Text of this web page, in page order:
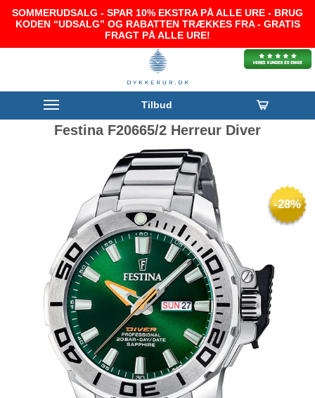
SOMMERUDSALG - SPAR 10% EKSTRA PÅ ALLE URE - BRUG
KODEN “UDSALG” OG RABATTEN TRÆKKES FRA - GRATIS
FRAGT PÅ ALLE URE!
Tilbud
Festina F20665/2 Herreur Diver
-28%